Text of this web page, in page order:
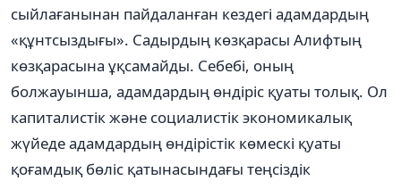
сыйлағанынан пайдаланған кездегі адамдардың
«құнтсыздығы». Садырдың көзқарасы Алифтың
көзқарасына ұқсамайды. Себебі, оның
болжауынша, адамдардың өндіріс қуаты толық. Ол
капиталистік және социалистік экономикалық
жүйеде адамдардың өндірістік көмескі қуаты
қоғамдық бөліс қатынасындағы теңсіздік